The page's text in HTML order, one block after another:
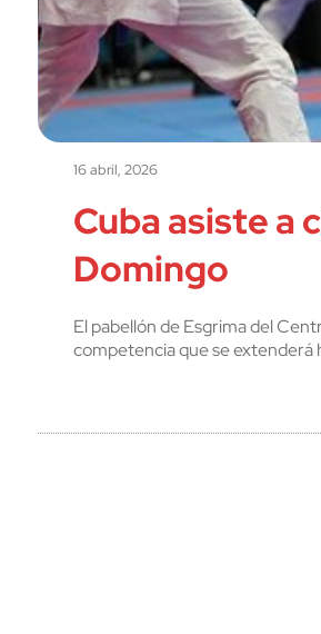
16 abril, 2026
Cuba asiste a
Domingo
El pabellón de Esgrima del
competencia que se extenderá